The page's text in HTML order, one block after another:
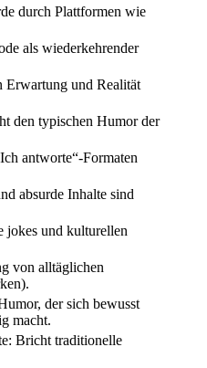
durch Plattformen wie
als wiederkehrender
Erwartung und Realität
den typischen Humor der
antworte“-Formaten
absurde Inhalte sind
jokes und kulturellen
von alltäglichen
der sich bewusst
macht.
Bricht traditionelle